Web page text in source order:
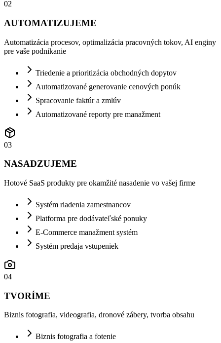
02
AUTOMATIZUJEME
Automatizácia procesov, optimalizácia pracovných tokov, AI enginy
pre vaše podnikanie
Triedenie a prioritizácia obchodných dopytov
Automatizované generovanie cenových ponúk
Spracovanie faktúr a zmlúv
Automatizované reporty pre manažment
03
NASADZUJEME
Hotové SaaS produkty pre okamžité nasadenie vo vašej firme
Systém riadenia zamestnancov
Platforma pre dodávateľské ponuky
E-Commerce manažment systém
Systém predaja vstupeniek
04
TVORÍME
Biznis fotografia, videografia, dronové zábery, tvorba obsahu
Biznis fotografia a fotenie